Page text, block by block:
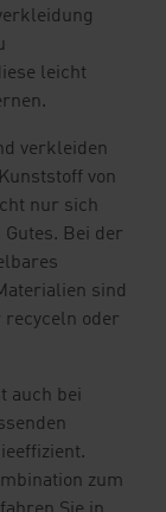
leicht
verkleiden
von
nur sich
Bei der
sind
recyceln oder
auch bei
zum